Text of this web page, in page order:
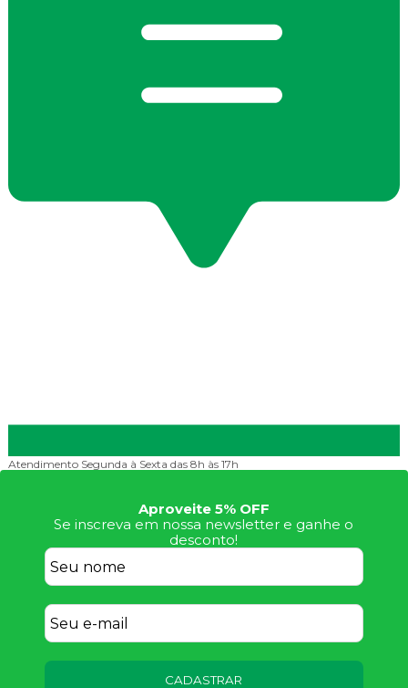
Atendimento Segunda à Sexta das 8h às 17h
Aproveite 5% OFF
Se inscreva em nossa newsletter e ganhe o
desconto!
CADASTRAR